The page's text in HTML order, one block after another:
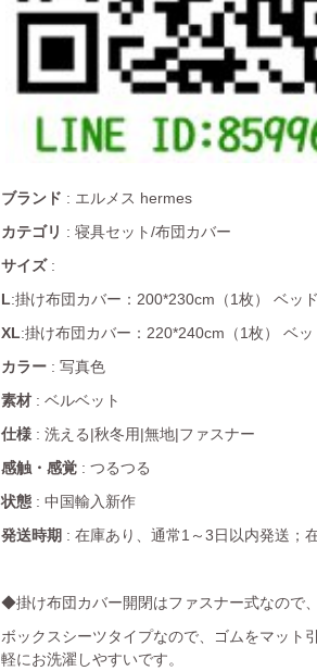
ブランド : エルメス hermes
カテゴリ : 寝具セット/布団カバー
サイズ:
L:掛け布団カバー：200*230cm（1枚） ベッ
XL:掛け布団カバー：220*240cm（1枚） ベ
カラー : 写真色
素材 : ベルベット
仕様 : 洗える|秋冬用|無地|ファスナー
感触・感覚 : つるつる
状態 : 中国輸入新作
発送時期 : 在庫あり、通常1～3日以内発送；
◆掛け布団カバー開閉はファスナー式なので
ボックスシーツタイプなので、ゴムをマット
軽にお洗濯しやすいです。